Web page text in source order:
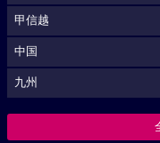
甲信越
中国
九州